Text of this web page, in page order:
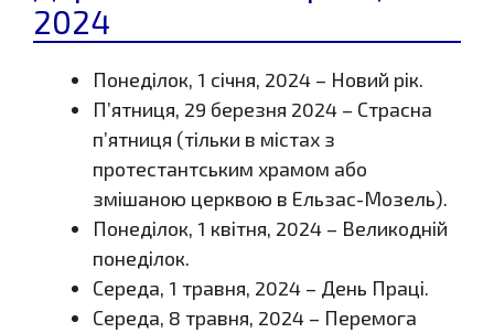
2024
Понеділок, 1 січня, 2024 – Новий рік.
П’ятниця, 29 березня 2024 – Страсна
п’ятниця (тільки в містах з
протестантським храмом або
змішаною церквою в Ельзас-Мозель).
Понеділок, 1 квітня, 2024 – Великодній
понеділок.
Середа, 1 травня, 2024 – День Праці.
Середа, 8 травня, 2024 – Перемога